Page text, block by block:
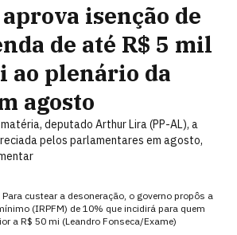
isenção de
de até R$ 5 mil
ao plenário da
agosto
deputado Arthur Lira (PP-AL), a
pelos parlamentares em agosto,
custear a desoneração, o governo propôs a
(IRPFM) de 10% que incidirá para quem
a R$ 50 mi (Leandro Fonseca/Exame)